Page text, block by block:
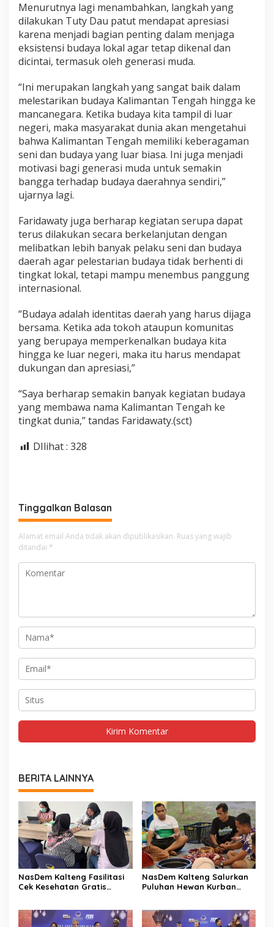
Menurutnya lagi menambahkan, langkah yang
dilakukan Tuty Dau patut mendapat apresiasi
karena menjadi bagian penting dalam menjaga
eksistensi budaya lokal agar tetap dikenal dan
dicintai, termasuk oleh generasi muda.
“Ini merupakan langkah yang sangat baik dalam
melestarikan budaya Kalimantan Tengah hingga ke
mancanegara. Ketika budaya kita tampil di luar
negeri, maka masyarakat dunia akan mengetahui
bahwa Kalimantan Tengah memiliki keberagaman
seni dan budaya yang luar biasa. Ini juga menjadi
motivasi bagi generasi muda untuk semakin
bangga terhadap budaya daerahnya sendiri,”
ujarnya lagi.
Faridawaty juga berharap kegiatan serupa dapat
terus dilakukan secara berkelanjutan dengan
melibatkan lebih banyak pelaku seni dan budaya
daerah agar pelestarian budaya tidak berhenti di
tingkat lokal, tetapi mampu menembus panggung
internasional.
“Budaya adalah identitas daerah yang harus dijaga
bersama. Ketika ada tokoh ataupun komunitas
yang berupaya memperkenalkan budaya kita
hingga ke luar negeri, maka itu harus mendapat
dukungan dan apresiasi,”
“Saya berharap semakin banyak kegiatan budaya
yang membawa nama Kalimantan Tengah ke
tingkat dunia,” tandas Faridawaty.(sct)
DIlihat : 328
Tinggalkan Balasan
Alamat email Anda tidak akan dipublikasikan. Ruas yang wajib
ditandai *
BERITA LAINNYA
NasDem Kalteng Fasilitasi
Cek Kesehatan Gratis
NasDem Kalteng Salurkan
Puluhan Hewan Kurban